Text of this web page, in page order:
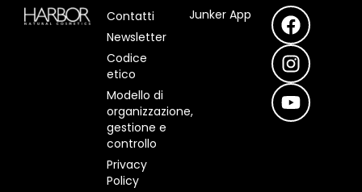
Contatti
Newsletter
Codice
etico
Modello di
organizzazione,
gestione e
controllo
Privacy
Policy
Junker App F
a
c
e
b
o
o
I
n
s
t
a
g
r
Y
o
u
t
u
b
e